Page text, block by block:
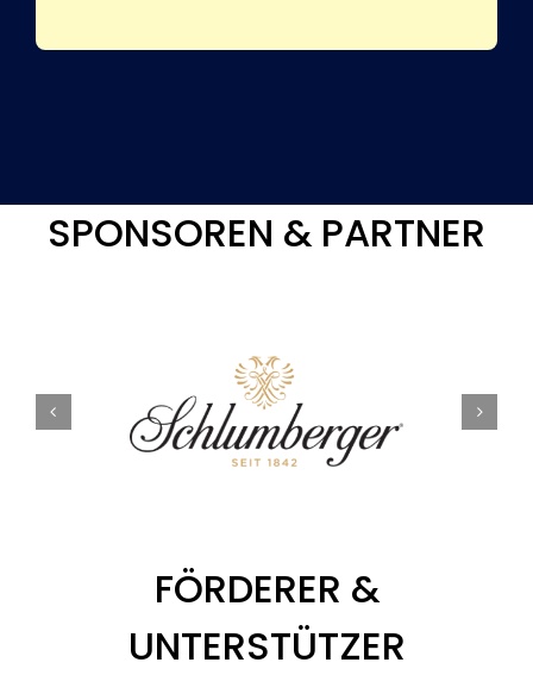
SPONSOREN & PARTNER
FÖRDERER &
UNTERSTÜTZER